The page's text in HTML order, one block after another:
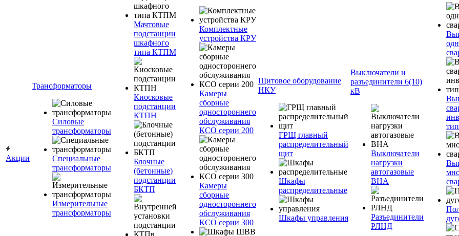
Акции
Трансформаторы
Силовые
трансформаторы
Специальные
трансформаторы
Измерительные
трансформаторы
Мачтовые
подстанции
шкафного
типа КТПМ
Киосковые
подстанции
КТПН
Блочные
(бетонные)
подстанции
БКТП
Комплектные
устройства КРУ
Камеры
сборные
одностороннего
обслуживания
КСО серии 200
Камеры
сборные
одностороннего
обслуживания
КСО серии 300
Щитовое оборудование
НКУ
ГРЩ главный
распределительный
щит
Шкафы
распределительные
Шкафы управления
Выключатели и
разъединители 6(10)
кВ
Выключатели
нагрузки
автогазовые
ВНА
Разъединители
РЛНД